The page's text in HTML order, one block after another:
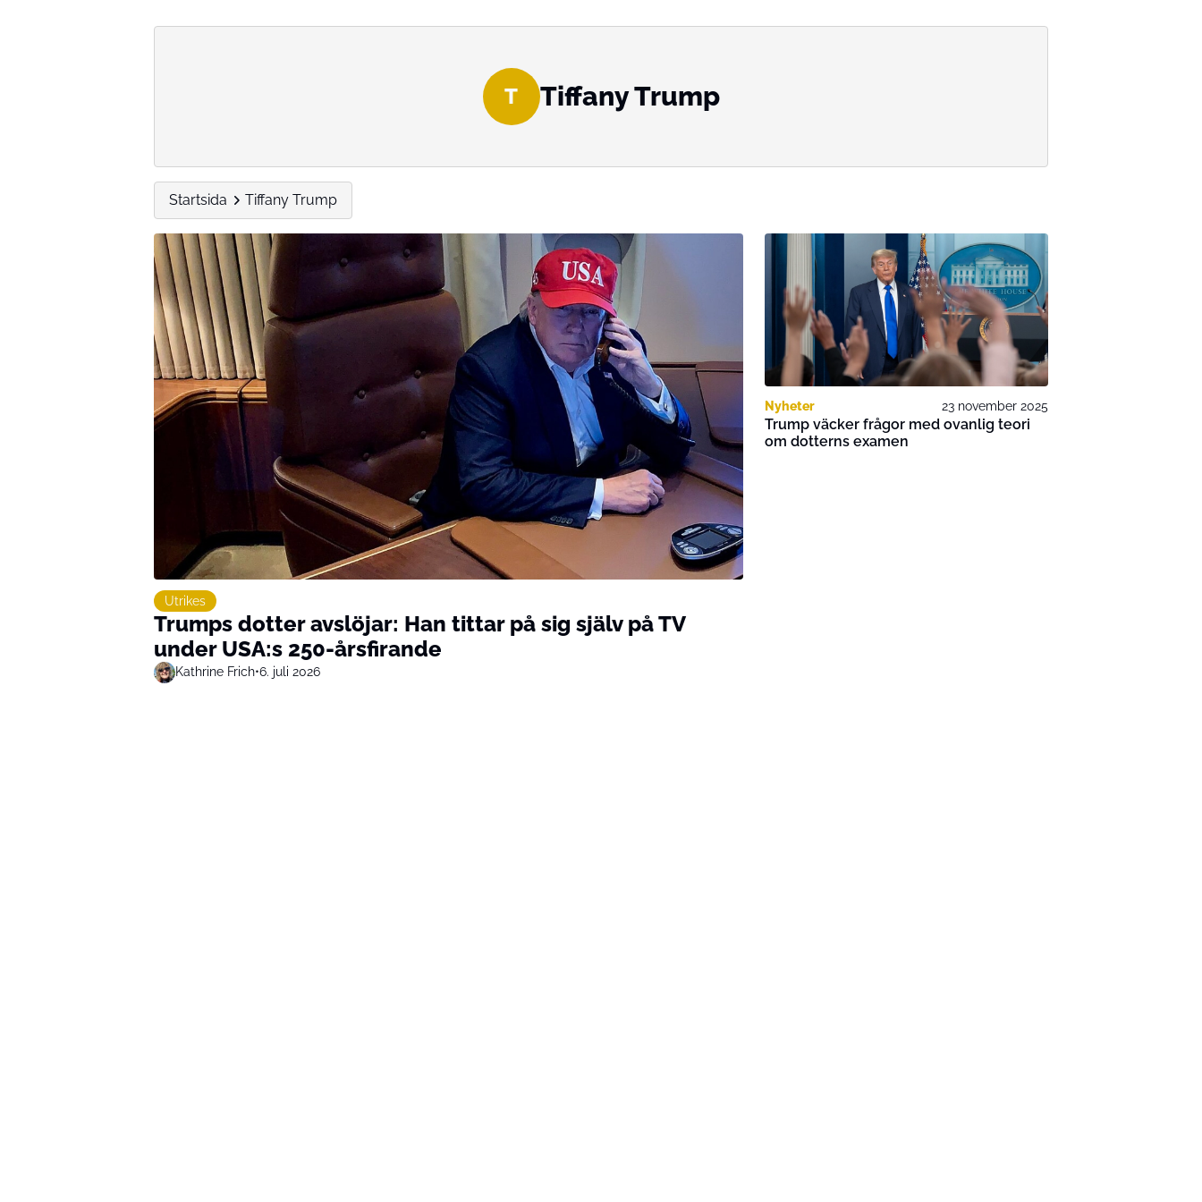
T Tiffany Trump
Startsida Tiffany Trump
Utrikes
Trumps dotter avslöjar: Han tittar på sig själv på TV
under USA:s 250-årsfirande
Kathrine Frich•6. juli 2026
Nyheter 23 november 2025
Trump väcker frågor med ovanlig teori
om dotterns examen